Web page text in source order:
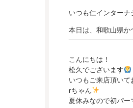
いつも仁インターナ
本日は、和歌山県か
こんにちは！
松久でございます
いつもご来店頂いて
rちゃん
夏休みなので初パー